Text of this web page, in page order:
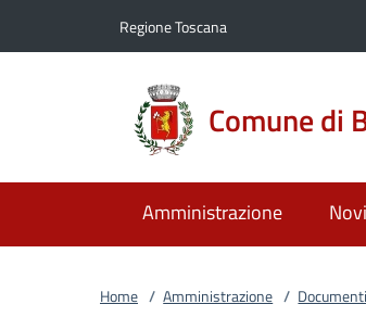
Regione Toscana
Comune di
Amministrazione
Home / Amministrazione /